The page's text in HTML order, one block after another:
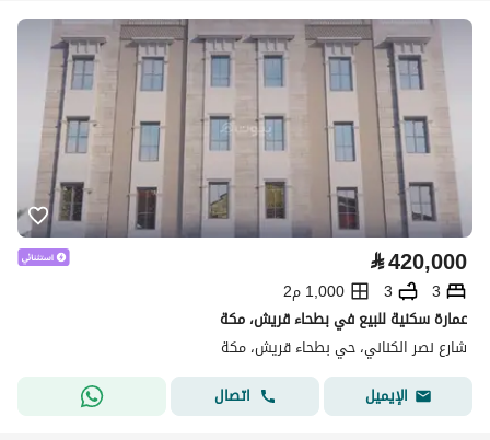
⃁420,000
3
3
1,000 م2
عمارة سكنية للبيع في بطحاء قريش، مكة
شارع نصر الكناني، حي بطحاء قريش، مكة
الإيميل
اتصال